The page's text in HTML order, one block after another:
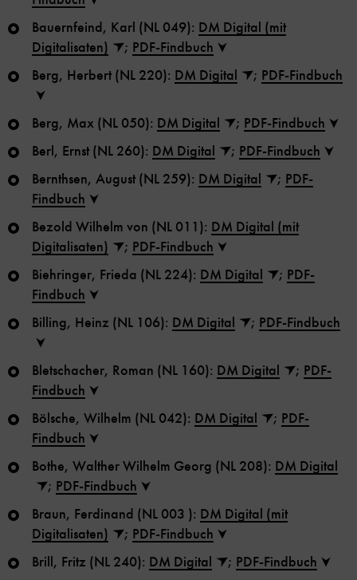
Bauernfeind, Karl (NL 049): DM Digital (mit
Digitalisaten)
; PDF-Findbuch
Berg, Herbert (NL 220): DM Digital ; PDF-Findbuch
Berg, Max (NL 050): DM Digital ; PDF-Findbuch
Berl, Ernst (NL 260): DM Digital ; PDF-Findbuch
Bernthsen, August (NL 259): DM Digital ; PDF-
Findbuch
Bezold Wilhelm von (NL 011): DM Digital (mit
Digitalisaten)
; PDF-Findbuch
Biehringer, Frieda (NL 224): DM Digital ; PDF-
Findbuch
Billing, Heinz (NL 106): DM Digital ; PDF-Findbuch
Bletschacher, Roman (NL 160): DM Digital ; PDF-
Findbuch
Bölsche, Wilhelm (NL 042): DM Digital ; PDF-
Findbuch
Bothe, Walther Wilhelm Georg (NL 208): DM Digital
; PDF-Findbuch
Braun, Ferdinand (NL 003 ): DM Digital (mit
Digitalisaten)
; PDF-Findbuch
Brill, Fritz (NL 240): DM Digital ; PDF-Findbuch